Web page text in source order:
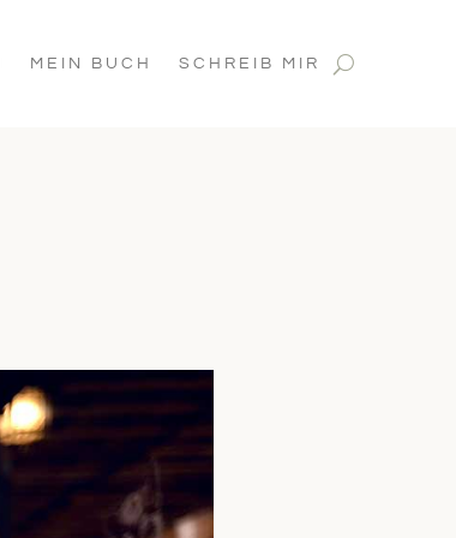
MEIN BUCH SCHREIB MIR